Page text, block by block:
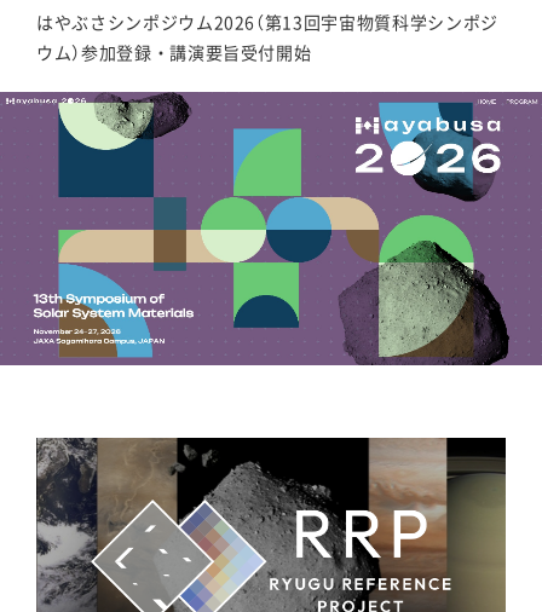
はやぶさシンポジウム2026（第13回宇宙物質科学シンポジ
ウム）参加登録・講演要旨受付開始